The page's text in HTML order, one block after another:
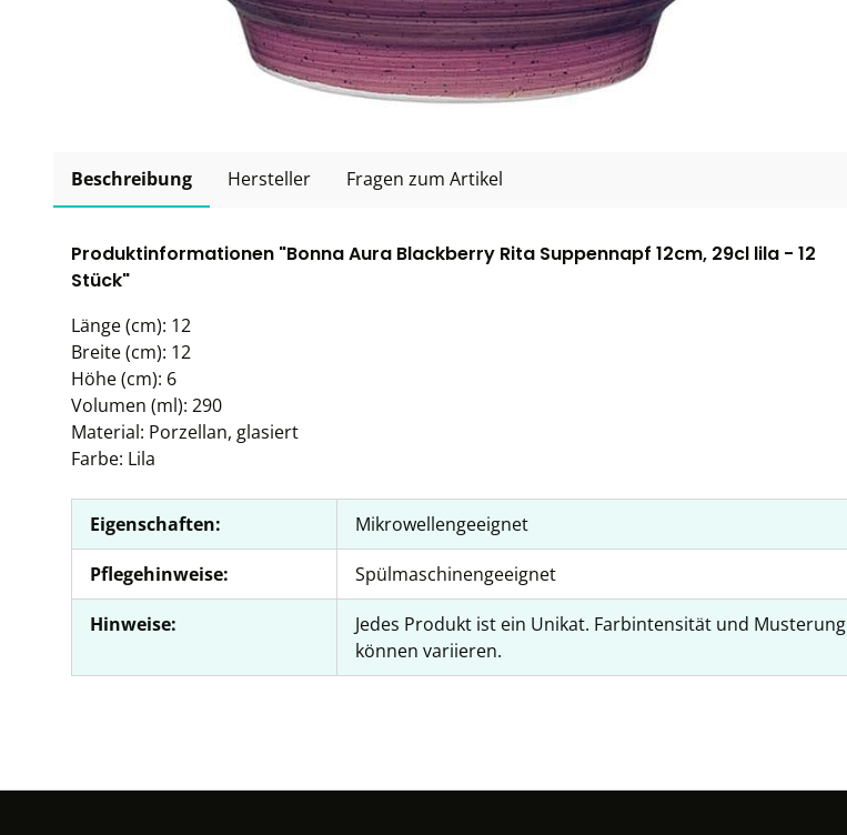
Beschreibung Hersteller Fragen zum Artikel
Produktinformationen "Bonna Aura Blackberry Rita Suppennapf 12cm, 29cl lila - 12
Stück"
Länge (cm): 12
Breite (cm): 12
Höhe (cm): 6
Volumen (ml): 290
Material: Porzellan, glasiert
Farbe: Lila
Eigenschaften: Mikrowellengeeignet
Pflegehinweise: Spülmaschinengeeignet
Hinweise:
Jedes Produkt ist ein Unikat. Farbintensität und Musterung
können variieren.